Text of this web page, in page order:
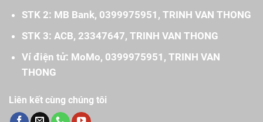
STK 2: MB Bank, 0399975951, TRINH VAN THONG
STK 3: ACB, 23347647, TRINH VAN THONG
Ví điện tử: MoMo, 0399975951, TRINH VAN
THONG
Liên kết cùng chúng tôi